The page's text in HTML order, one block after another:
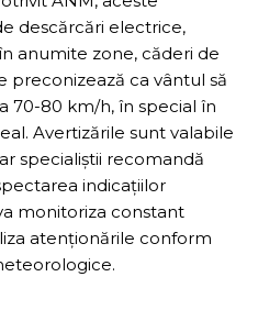
descărcări electrice,
anumite zone, căderi de
preconizează ca vântul să
70-80 km/h, în special în
Avertizările sunt valabile
specialiștii recomandă
indicațiilor
monitoriza constant
atenționările conform